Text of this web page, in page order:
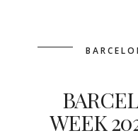
ŚLUBNE STYLE
ARCHIWUMWEEK